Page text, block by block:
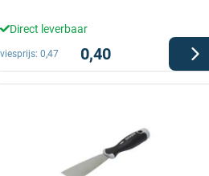
Direct leverbaar
0,40
0,47